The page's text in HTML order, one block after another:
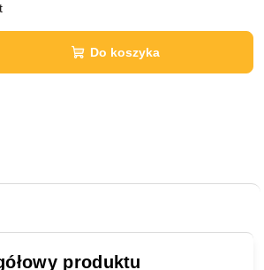
Do koszyka
produktu